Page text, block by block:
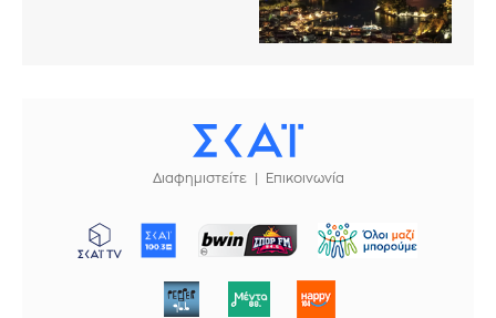
Διαφημιστείτε Επικοινωνία
ΜΠΟΡΟΥΜΕ